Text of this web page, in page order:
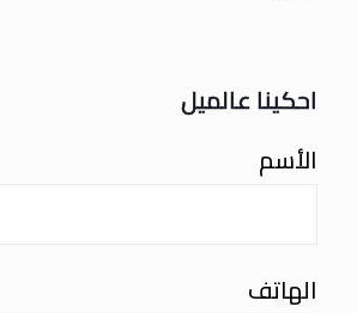
احكينا عالميل
الأسم
الهاتف